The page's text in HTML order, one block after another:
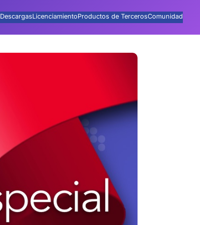
DescargasLicenciamientoProductos de TercerosComunidad